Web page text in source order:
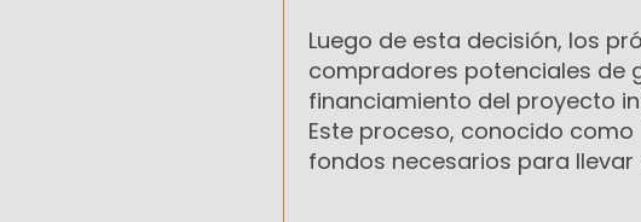
Luego de esta decisión, los
compradores potenciales de
financiamiento del proyecto
Este proceso, conocido
fondos necesarios para